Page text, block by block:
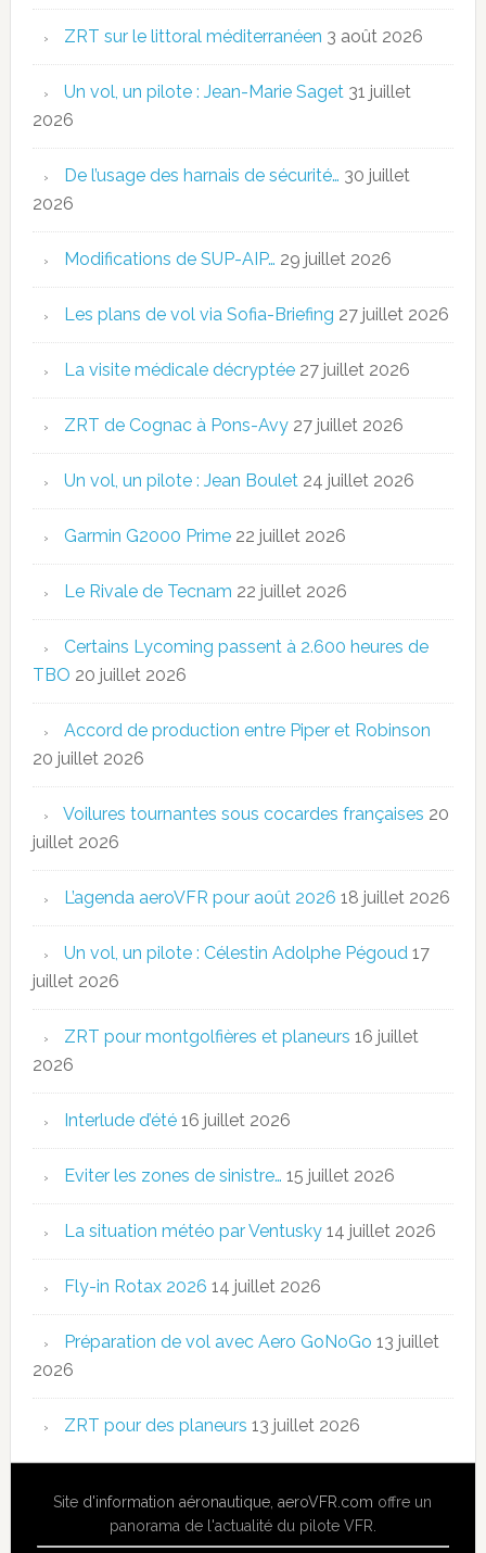
ZRT sur le littoral méditerranéen 3 août 2026
Un vol, un pilote : Jean-Marie Saget 31 juillet
2026
De l’usage des harnais de sécurité… 30 juillet
2026
Modifications de SUP-AIP… 29 juillet 2026
Les plans de vol via Sofia-Briefing 27 juillet 2026
La visite médicale décryptée 27 juillet 2026
ZRT de Cognac à Pons-Avy 27 juillet 2026
Un vol, un pilote : Jean Boulet 24 juillet 2026
Garmin G2000 Prime 22 juillet 2026
Le Rivale de Tecnam 22 juillet 2026
Certains Lycoming passent à 2.600 heures de
TBO 20 juillet 2026
Accord de production entre Piper et Robinson
20 juillet 2026
Voilures tournantes sous cocardes françaises 20
juillet 2026
L’agenda aeroVFR pour août 2026 18 juillet 2026
Un vol, un pilote : Célestin Adolphe Pégoud 17
juillet 2026
ZRT pour montgolfières et planeurs 16 juillet
2026
Interlude d’été 16 juillet 2026
Eviter les zones de sinistre… 15 juillet 2026
La situation météo par Ventusky 14 juillet 2026
Fly-in Rotax 2026 14 juillet 2026
Préparation de vol avec Aero GoNoGo 13 juillet
2026
ZRT pour des planeurs 13 juillet 2026
Site d'information aéronautique ,aeroVFR.com offre un
panorama de l'actualité du pilote VFR.